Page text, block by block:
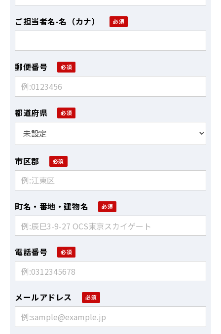
ご担当者名-名（カナ）
郵便番号
都道府県
市区郡
町名・番地・建物名
電話番号
メールアドレス